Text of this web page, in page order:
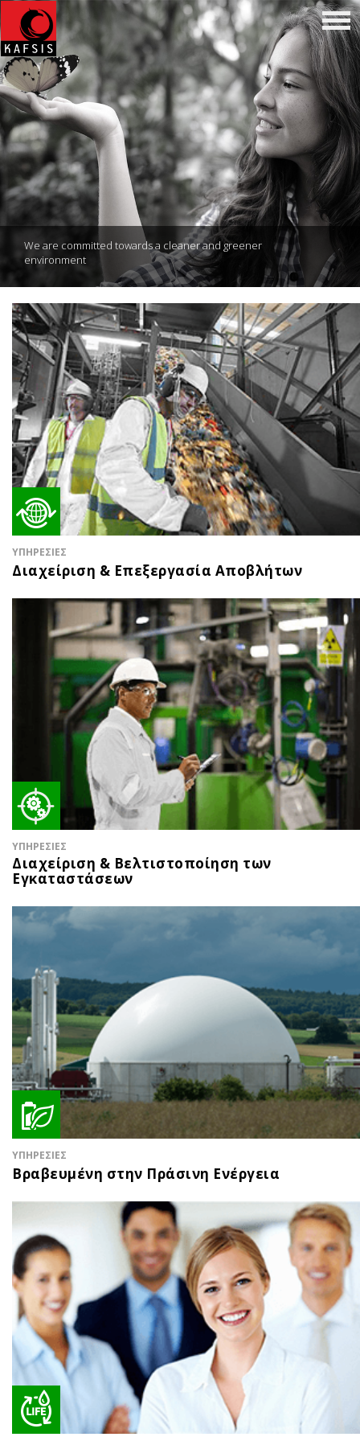
We are committed towards a cleaner and greener
environment
ΥΠΗΡΕΣΙΕΣ
Διαχείριση & Επεξεργασία Αποβλήτων
ΥΠΗΡΕΣΙΕΣ
Διαχείριση & Βελτιστοποίηση των
Εγκαταστάσεων
ΥΠΗΡΕΣΙΕΣ
Βραβευμένη στην Πράσινη Ενέργεια